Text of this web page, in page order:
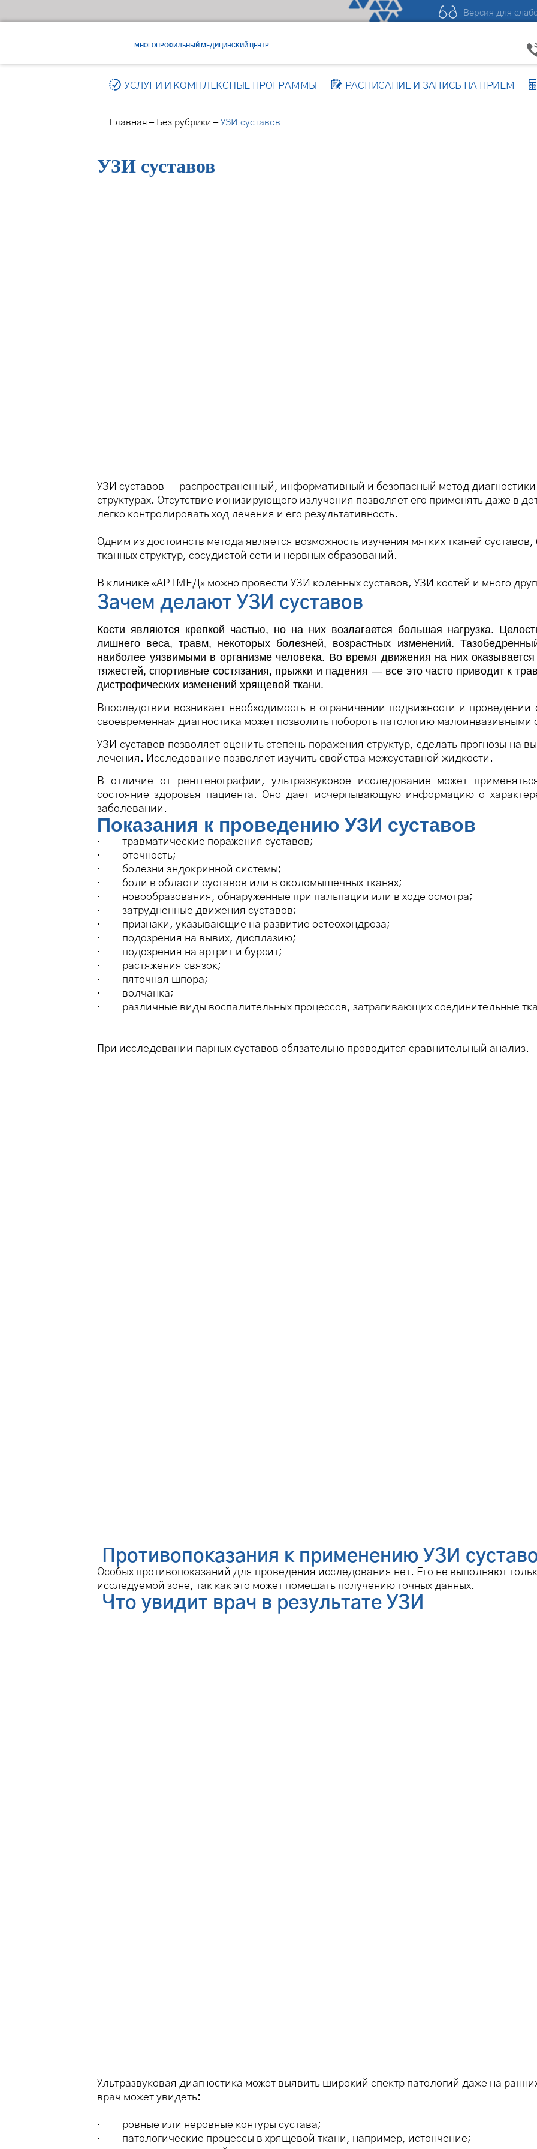
Версия для
МНОГОПРОФИЛЬНЫЙ МЕДИЦИНСКИЙ ЦЕНТР
УСЛУГИ И КОМПЛЕКСНЫЕ ПРОГРАММЫ РАСПИСАНИЕ И ЗАПИСЬ НА ПРИЕМ
Главная – Без рубрики –УЗИ суставов
УЗИ суставов
УЗИ суставов — распространенный, информативный и безопасный метод
структурах. Отсутствие ионизирующего излучения позволяет его применять даже в
легко контролировать ход лечения и его результативность.
Одним из достоинств метода является возможность изучения мягких тканей
тканных структур, сосудистой сети и нервных образований.
В клинике «АРТМЕД» можно провести УЗИ коленных суставов, УЗИ костей и много
Зачем делают УЗИ суставов
Кости являются крепкой частью, но на них возлагается большая нагрузка.
лишнего веса, травм, некоторых болезней, возрастных изменений.
наиболее уязвимыми в организме человека. Во время движения на них
тяжестей, спортивные состязания, прыжки и падения — все это часто приводит к
дистрофических изменений хрящевой ткани.
Впоследствии возникает необходимость в ограничении подвижности и
своевременная диагностика может позволить побороть патологию малоинвазивными
УЗИ суставов позволяет оценить степень поражения структур, сделать прогнозы на
лечения. Исследование позволяет изучить свойства межсуставной жидкости.
В отличие от рентгенографии, ультразвуковое исследование может
состояние здоровья пациента. Оно дает исчерпывающую информацию о
заболевании.
Показания к проведению УЗИ суставов
· травматические поражения суставов;
· отечность;
· болезни эндокринной системы;
· боли в области суставов или в околомышечных тканях;
· новообразования, обнаруженные при пальпации или в ходе осмотра;
· затрудненные движения суставов;
· признаки, указывающие на развитие остеохондроза;
· подозрения на вывих, дисплазию;
· подозрения на артрит и бурсит;
· растяжения связок;
· пяточная шпора;
· волчанка;
· различные виды воспалительных процессов, затрагивающих соединительные
При исследовании парных суставов обязательно проводится сравнительный анализ.
Противопоказания к применению УЗИ
Особых противопоказаний для проведения исследования нет. Его не выполняют
исследуемой зоне, так как это может помешать получению точных данных.
Что увидит врач в результате УЗИ
Ультразвуковая диагностика может выявить широкий спектр патологий даже на
врач может увидеть:
· ровные или неровные контуры сустава;
· патологические процессы в хрящевой ткани, например, истончение;